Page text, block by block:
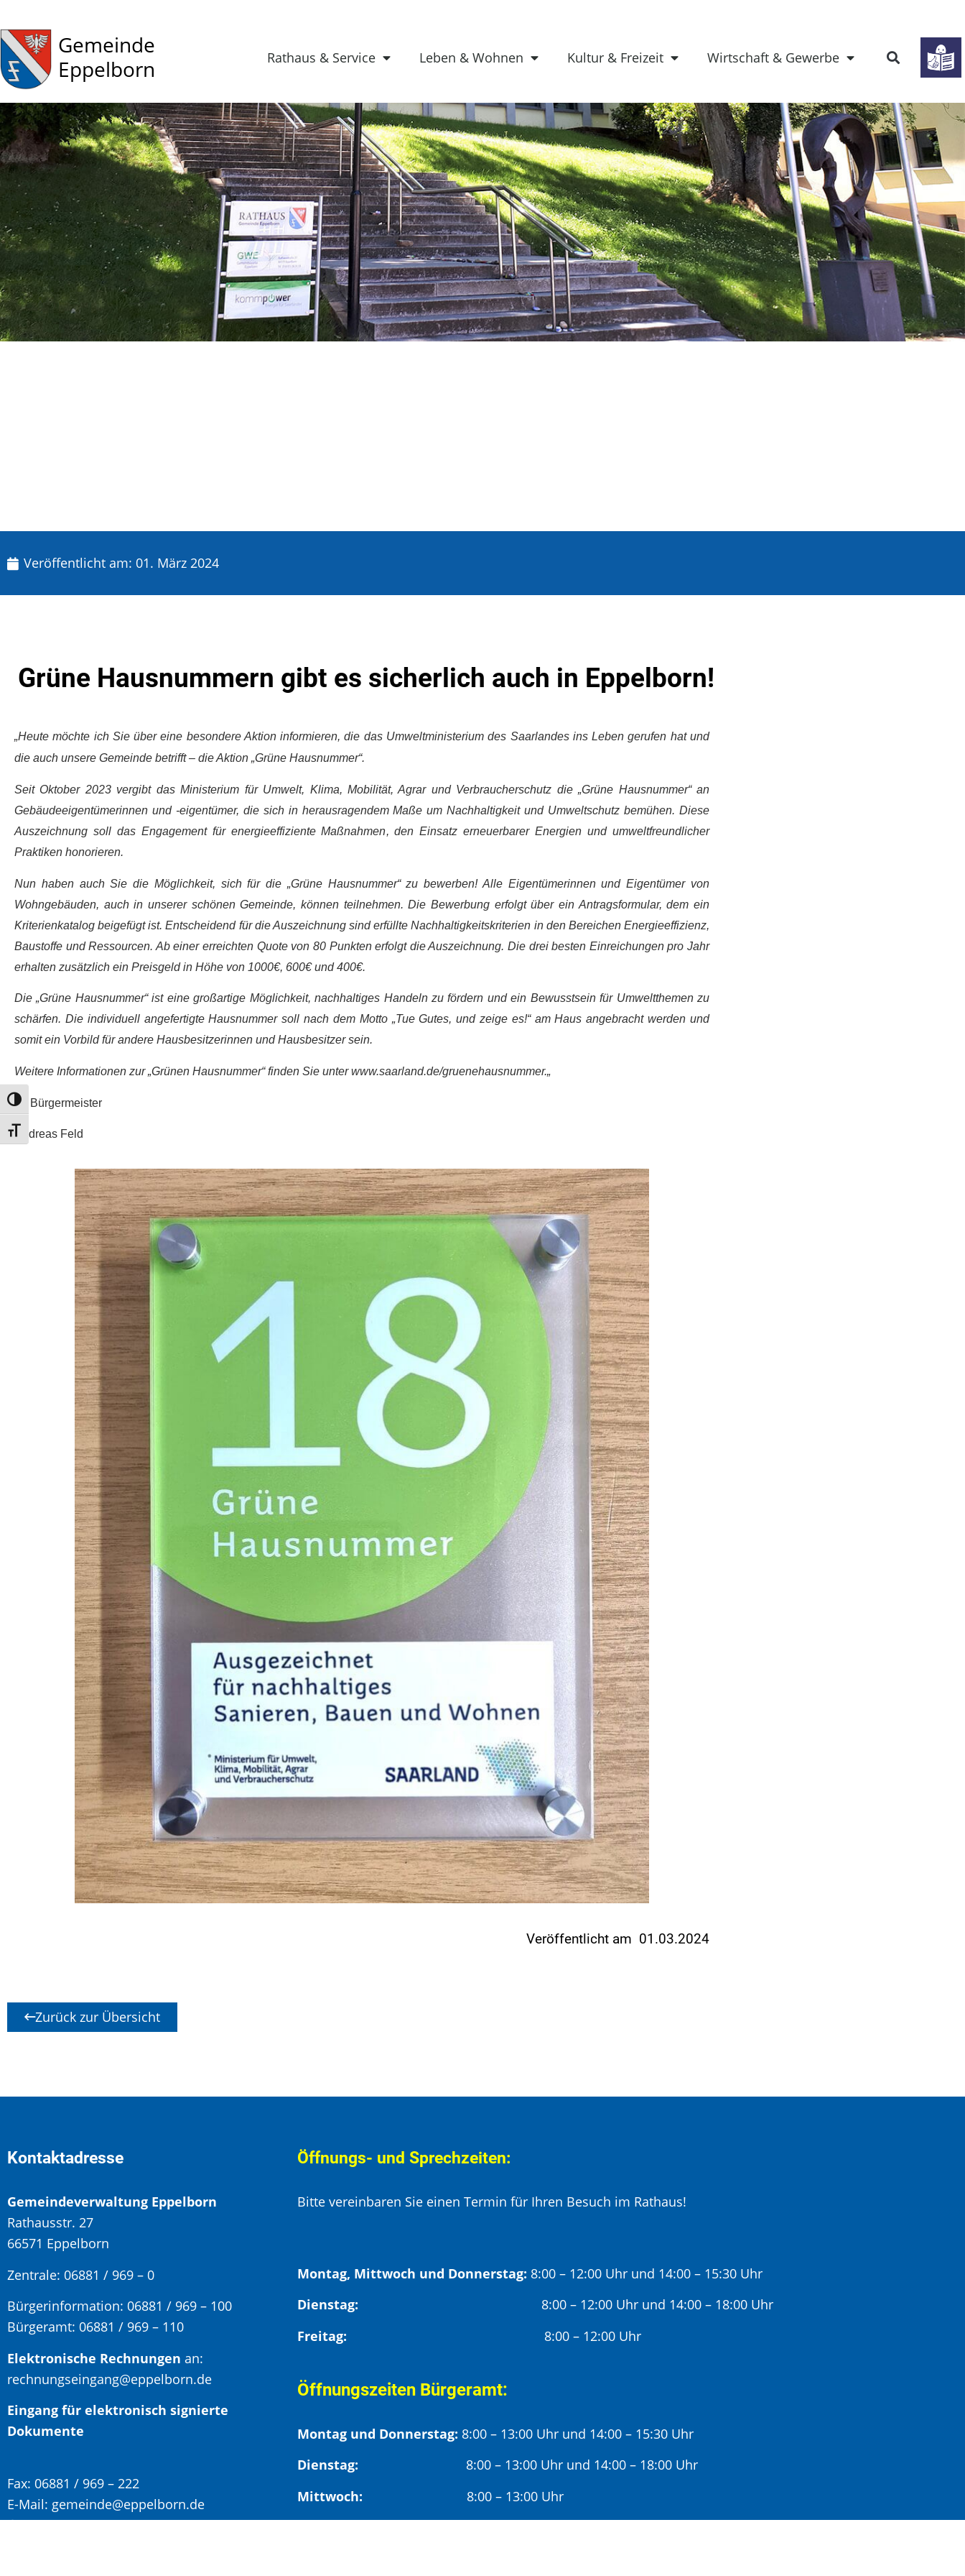
Umschalten auf hohe Kontraste
Schrift vergrößern
Gemeinde
Eppelborn
Rathaus & Service Leben & Wohnen Kultur & Freizeit Wirtschaft & Gewerbe
Veröffentlicht am: 01. März 2024
Grüne Hausnummern gibt es sicherlich auch in Eppelborn!
„Heute möchte ich Sie über eine besondere Aktion informieren, die das Umweltministerium des Saarlandes ins Leben gerufen hat und
die auch unsere Gemeinde betrifft – die Aktion „Grüne Hausnummer“.
Seit Oktober 2023 vergibt das Ministerium für Umwelt, Klima, Mobilität, Agrar und Verbraucherschutz die „Grüne Hausnummer“ an
Gebäudeeigentümerinnen und -eigentümer, die sich in herausragendem Maße um Nachhaltigkeit und Umweltschutz bemühen. Diese
Auszeichnung soll das Engagement für energieeffiziente Maßnahmen, den Einsatz erneuerbarer Energien und umweltfreundlicher
Praktiken honorieren.
Nun haben auch Sie die Möglichkeit, sich für die „Grüne Hausnummer“ zu bewerben! Alle Eigentümerinnen und Eigentümer von
Wohngebäuden, auch in unserer schönen Gemeinde, können teilnehmen. Die Bewerbung erfolgt über ein Antragsformular, dem ein
Kriterienkatalog beigefügt ist. Entscheidend für die Auszeichnung sind erfüllte Nachhaltigkeitskriterien in den Bereichen Energieeffizienz,
Baustoffe und Ressourcen. Ab einer erreichten Quote von 80 Punkten erfolgt die Auszeichnung. Die drei besten Einreichungen pro Jahr
erhalten zusätzlich ein Preisgeld in Höhe von 1000€, 600€ und 400€.
Die „Grüne Hausnummer“ ist eine großartige Möglichkeit, nachhaltiges Handeln zu fördern und ein Bewusstsein für Umweltthemen zu
schärfen. Die individuell angefertigte Hausnummer soll nach dem Motto „Tue Gutes, und zeige es!“ am Haus angebracht werden und
somit ein Vorbild für andere Hausbesitzerinnen und Hausbesitzer sein.
Weitere Informationen zur „Grünen Hausnummer“ finden Sie unter www.saarland.de/gruenehausnummer.„
Ihr Bürgermeister
Andreas Feld
Veröffentlicht am 01.03.2024
Zurück zur Übersicht
Kontaktadresse
Gemeindeverwaltung Eppelborn
Rathausstr. 27
66571 Eppelborn
Zentrale: 06881 / 969 – 0
Bürgerinformation: 06881 / 969 – 100
Bürgeramt: 06881 / 969 – 110
Elektronische Rechnungen an:
rechnungseingang@eppelborn.de
Eingang für elektronisch signierte
Dokumente
Fax: 06881 / 969 – 222
E-Mail: gemeinde@eppelborn.de
WhatsApp:06881 / 969 – 158
Öffnungs- und Sprechzeiten:
Bitte vereinbaren Sie einen Termin für Ihren Besuch im Rathaus!
Montag, Mittwoch und Donnerstag: 8:00 – 12:00 Uhr und 14:00 – 15:30 Uhr
Dienstag: 8:00 – 12:00 Uhr und 14:00 – 18:00 Uhr
Freitag:
8:00 – 12:00 Uhr
Öffnungszeiten Bürgeramt:
Montag und Donnerstag: 8:00 – 13:00 Uhr und 14:00 – 15:30 Uhr
Dienstag: 8:00 – 13:00 Uhr und 14:00 – 18:00 Uhr
Mittwoch: 8:00 – 13:00 Uhr